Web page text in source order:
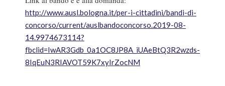
http://www.ausl.bologna.it/per-i-cittadini/bandi-di-
concorso/current/auslbandoconcorso.2019-08-
14.9974673114?
fbclid=IwAR3Gdb_0a1OC8JP8A_iUAeBtQ3R2wzds-
8IqEuN3RIAVOT59K7xyIrZocNM